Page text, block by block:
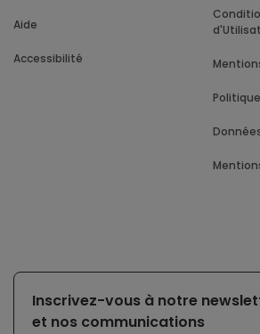
Aide
Accessibilité
Conditions Générales
Inscrivez-vous à notre
et nos communications